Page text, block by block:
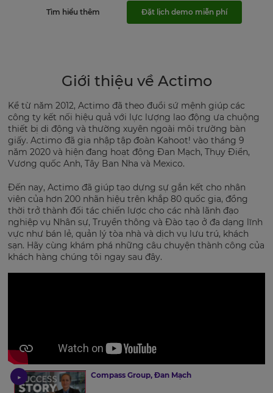
Tìm hiểu thêm Đặt lịch demo miễn phí
Giới thiệu về Actimo
Kể từ năm 2012, Actimo đã theo đuổi sứ mệnh giúp các
công ty kết nối hiệu quả với lực lượng lao động ưa chuộng
thiết bị di động và thường xuyên ngoài môi trường bàn
giấy. Actimo đã gia nhập tập đoàn Kahoot! vào tháng 9
năm 2020 và hiện đang hoạt động Đan Mạch, Thụy Điển,
Vương quốc Anh, Tây Ban Nha và Mexico.
Đến nay, Actimo đã giúp tạo dựng sự gắn kết cho nhân
viên của hơn 200 nhãn hiệu trên khắp 80 quốc gia, đồng
thời trở thành đối tác chiến lược cho các nhà lãnh đạo
nghiệp vụ Nhân sự, Truyền thông và Đào tạo ở đa dạng lĩnh
vực như bán lẻ, quản lý tòa nhà và dịch vụ lưu trú, khách
sạn. Hãy cùng khám phá những câu chuyện thành công của
khách hàng chúng tôi ngay sau đây.
Compass Group, Đan Mạch